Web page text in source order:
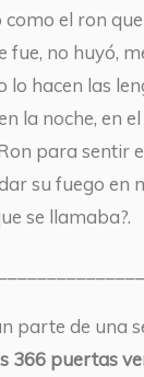
como el ron
fue, no huyó,
lo hacen las
la noche, en
para sentir
su fuego en
se llamaba?.
parte de una
366 puertas